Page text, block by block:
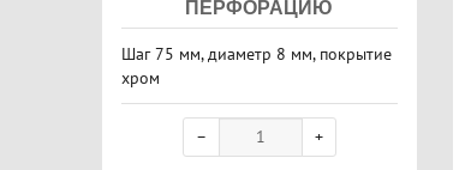
ПЕРФОРАЦИЮ
Шаг 75 мм, диаметр 8 мм, покрытие
хром